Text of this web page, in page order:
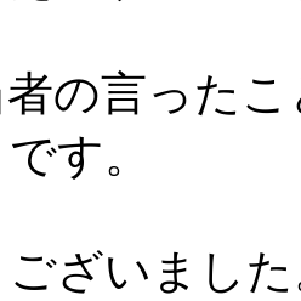
の言った
す。
ざいまし